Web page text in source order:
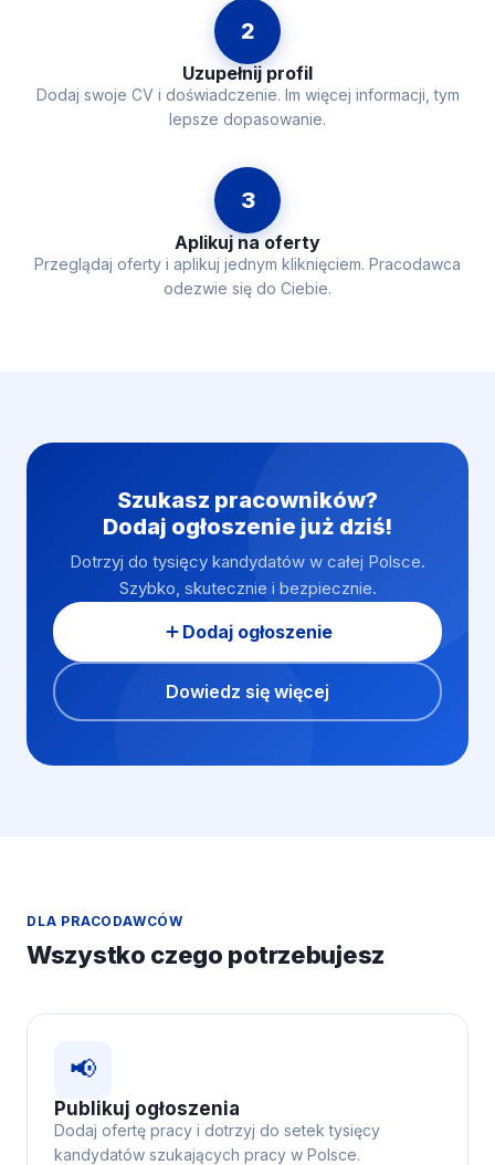
2
Uzupełnij profil
Dodaj swoje CV i doświadczenie. Im więcej informacji, tym
lepsze dopasowanie.
3
Aplikuj na oferty
Przeglądaj oferty i aplikuj jednym kliknięciem. Pracodawca
odezwie się do Ciebie.
Szukasz pracowników?
Dodaj ogłoszenie już dziś!
Dotrzyj do tysięcy kandydatów w całej Polsce.
Szybko, skutecznie i bezpiecznie.
Dodaj ogłoszenie
Dowiedz się więcej
DLA PRACODAWCÓW
Wszystko czego potrzebujesz
📢
Publikuj ogłoszenia
Dodaj ofertę pracy i dotrzyj do setek tysięcy
kandydatów szukających pracy w Polsce.